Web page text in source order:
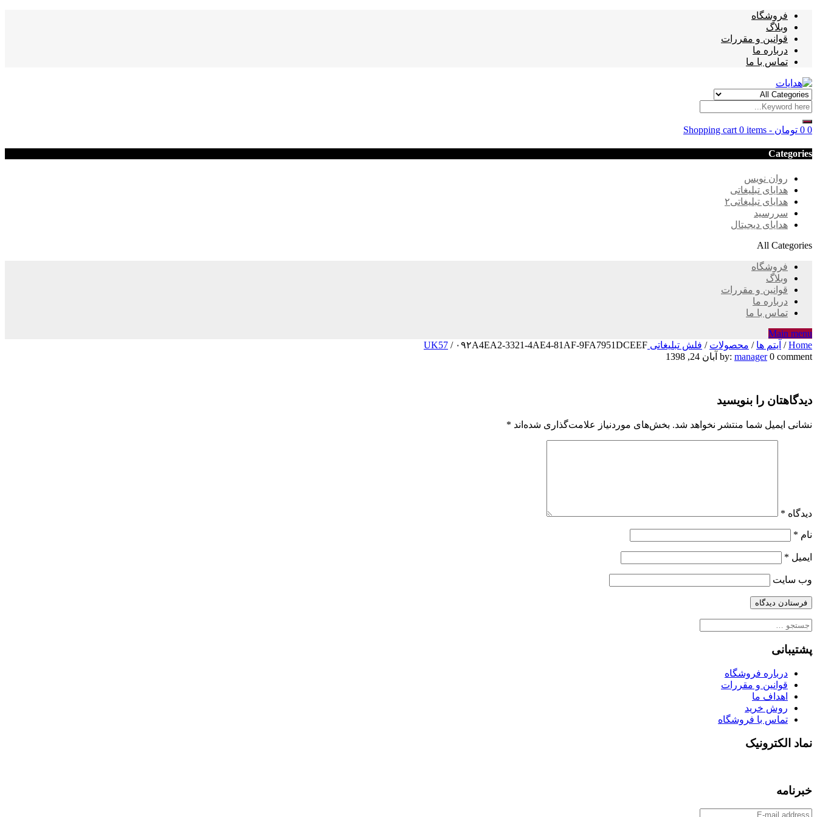
فروشگاه
وبلاگ
قوانین و مقررات
درباره ما
تماس با ما
Shopping cart 0 items - 0 تومان 0
Categories
روان نویس
هدایای تبلیغاتی
هدایای تبلیغاتی۲
سررسید
هدایای دیجیتال
All Categories
فروشگاه
وبلاگ
قوانین و مقررات
درباره ما
تماس با ما
Main menu
Home
/ آیتم ها / محصولات / فلش تبلیغاتی UK57 / ۰۹۲A4EA2-3321-4AE4-81AF-9FA7951DCEEF
۰۹۲A4EA2-
4AE4-
81AF-
by: manager 0 comment آبان 24, 1398
دیدگاهتان را بنویسید
نشانی ایمیل شما منتشر نخواهد شد. بخش‌های موردنیاز علامت‌گذاری شده‌اند *
دیدگاه *
نام *
ایمیل *
وب‌ سایت
جستجو
پشتیبانی
درباره فروشگاه
قوانین و مقررات
اهداف ما
روش خرید
تماس با فروشگاه
نماد الکترونیک
خبرنامه